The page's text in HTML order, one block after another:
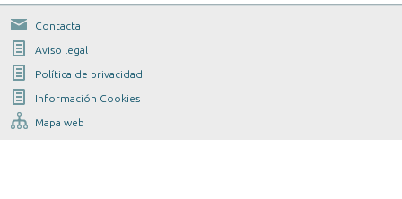
Contacta
Aviso legal
Política de privacidad
Información Cookies
Mapa web